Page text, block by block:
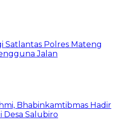
Satlantas Polres Mateng
Jalan
Bhabinkamtibmas Hadir
Desa Salubiro